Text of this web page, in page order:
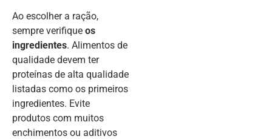
Ao escolher a ração,
sempre verifique os
ingredientes. Alimentos de
qualidade devem ter
proteínas de alta qualidade
listadas como os primeiros
ingredientes. Evite
produtos com muitos
enchimentos ou aditivos